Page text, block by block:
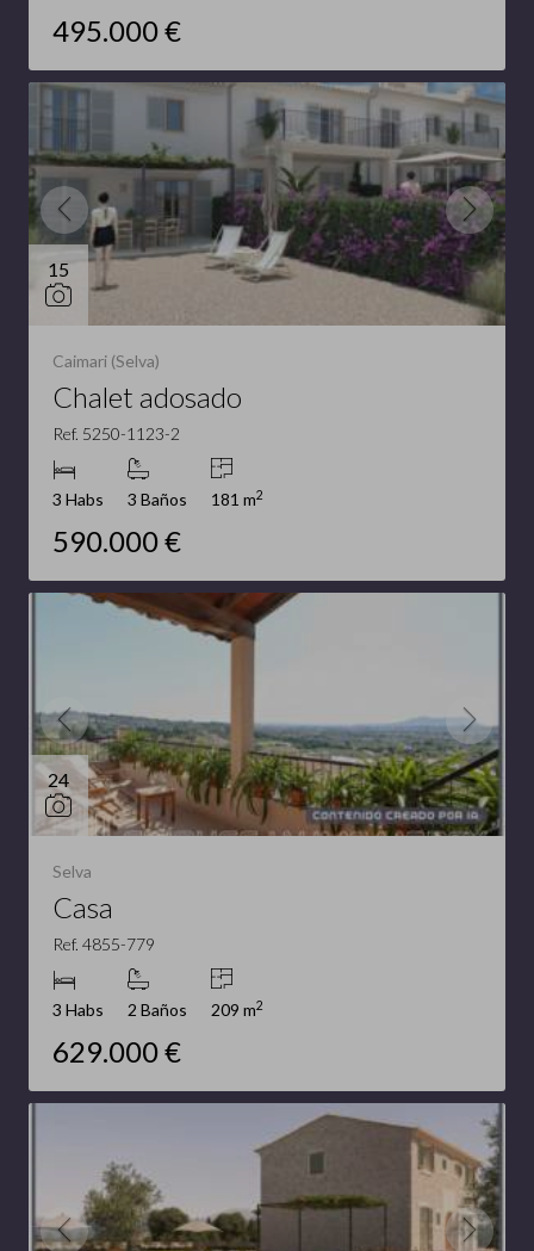
495.000 €
15
Caimari (Selva)
Chalet adosado
Ref. 5250-1123-2
3 Habs 3 Baños 181 m2
590.000 €
24
Selva
Casa
Ref. 4855-779
3 Habs 2 Baños 209 m2
629.000 €